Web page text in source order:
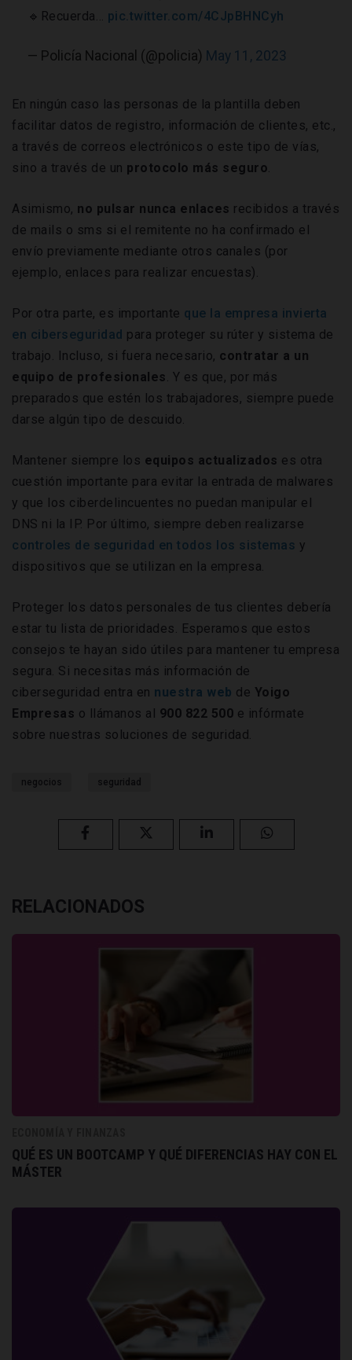
🔹Recuerda… pic.twitter.com/4CJpBHNCyh
— Policía Nacional (@policia) May 11, 2023
En ningún caso las personas de la plantilla deben
facilitar datos de registro, información de clientes, etc.,
a través de correos electrónicos o este tipo de vías,
sino a través de un protocolo más seguro.
Asimismo, no pulsar nunca enlaces recibidos a través
de mails o sms si el remitente no ha confirmado el
envío previamente mediante otros canales (por
ejemplo, enlaces para realizar encuestas).
Por otra parte, es importante que la empresa invierta
en ciberseguridad para proteger su rúter y sistema de
trabajo. Incluso, si fuera necesario, contratar a un
equipo de profesionales. Y es que, por más
preparados que estén los trabajadores, siempre puede
darse algún tipo de descuido.
Mantener siempre los equipos actualizados es otra
cuestión importante para evitar la entrada de malwares
y que los ciberdelincuentes no puedan manipular el
DNS ni la IP. Por último, siempre deben realizarse
controles de seguridad en todos los sistemas y
dispositivos que se utilizan en la empresa.
Proteger los datos personales de tus clientes debería
estar tu lista de prioridades. Esperamos que estos
consejos te hayan sido útiles para mantener tu empresa
segura. Si necesitas más información de
ciberseguridad entra en nuestra web de Yoigo
Empresas o llámanos al 900 822 500 e infórmate
sobre nuestras soluciones de seguridad.
negocios seguridad
RELACIONADOS
QUÉ ES UN BOOTCAMP Y QUÉ DIFERENCIAS HAY CON EL
MÁSTER